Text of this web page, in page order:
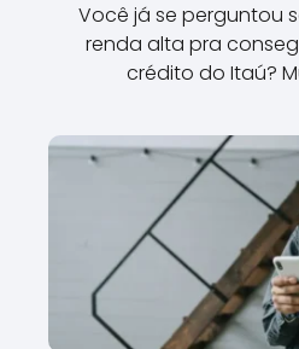
Você já se perguntou
renda alta pra
crédito do Itaú?